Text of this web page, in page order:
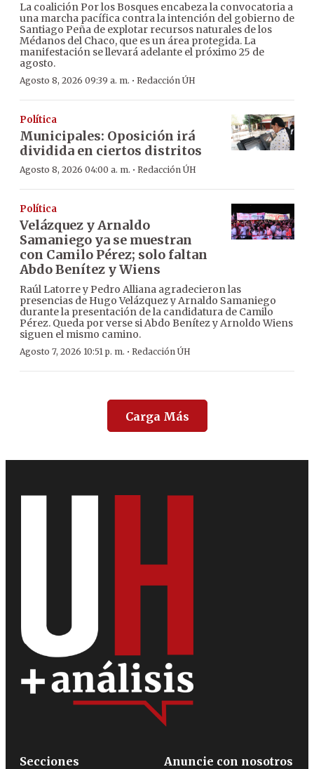
La coalición Por los Bosques encabeza la convocatoria a
una marcha pacífica contra la intención del gobierno de
Santiago Peña de explotar recursos naturales de los
Médanos del Chaco, que es un área protegida. La
manifestación se llevará adelante el próximo 25 de
agosto.
Agosto 8, 2026 09:39 a. m. · Redacción ÚH
Política
Municipales: Oposición irá
dividida en ciertos distritos
Agosto 8, 2026 04:00 a. m. · Redacción ÚH
Política
Velázquez y Arnaldo
Samaniego ya se muestran
con Camilo Pérez; solo faltan
Abdo Benítez y Wiens
Raúl Latorre y Pedro Alliana agradecieron las
presencias de Hugo Velázquez y Arnaldo Samaniego
durante la presentación de la candidatura de Camilo
Pérez. Queda por verse si Abdo Benítez y Arnoldo Wiens
siguen el mismo camino.
Agosto 7, 2026 10:51 p. m. · Redacción ÚH
Carga Más
Secciones
Anuncie con nosotros